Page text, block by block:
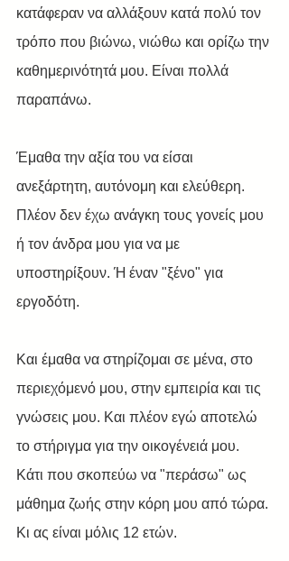
κατάφεραν να αλλάξουν κατά πολύ τον
τρόπο που βιώνω, νιώθω και ορίζω την
καθημερινότητά μου. Είναι πολλά
παραπάνω.
Έμαθα την αξία του να είσαι
ανεξάρτητη, αυτόνομη και ελεύθερη.
Πλέον δεν έχω ανάγκη τους γονείς μου
ή τον άνδρα μου για να με
υποστηρίξουν. Ή έναν "ξένο" για
εργοδότη.
Και έμαθα να στηρίζομαι σε μένα, στο
περιεχόμενό μου, στην εμπειρία και τις
γνώσεις μου. Και πλέον εγώ αποτελώ
το στήριγμα για την οικογένειά μου.
Κάτι που σκοπεύω να "περάσω" ως
μάθημα ζωής στην κόρη μου από τώρα.
Κι ας είναι μόλις 12 ετών.